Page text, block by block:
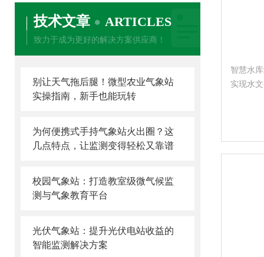
技术文章 ARTICLES
致力于成为更好的解决方案供应商！
别让天气拖后腿！微型农业气象站
实操指南，新手也能玩转
为何便携式手持气象站火出圈？这
几点特点，让监测变得轻松又靠谱
校园气象站：打造教室级微气候监
测与气象教育平台
光伏气象站：提升光伏电站收益的
智能监测解决方案
智慧水
实现水